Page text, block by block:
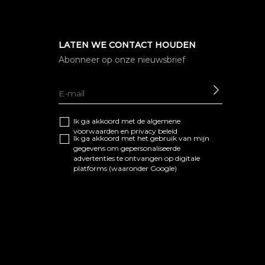
LATEN WE CONTACT HOUDEN
Abonneer op onze nieuwsbrief
Ik ga akkoord met de algemene
voorwaarden en privacy beleid
Ik ga akkoord met het gebruik van mijn
gegevens om gepersonaliseerde
advertenties te ontvangen op digitale
platforms (waaronder Google)